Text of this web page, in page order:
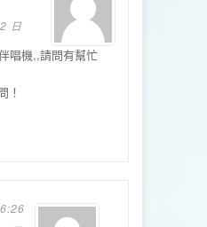
日
唱機,,請問有幫忙
！